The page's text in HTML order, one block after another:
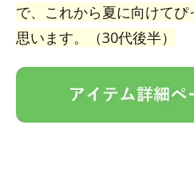
で、これから夏に向けてぴ
思います。（30代後半）